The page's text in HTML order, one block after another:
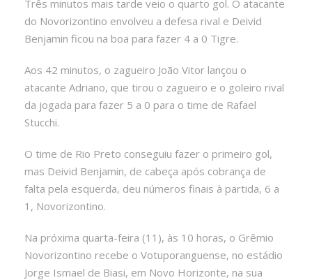
Três minutos mais tarde veio o quarto gol. O atacante
do Novorizontino envolveu a defesa rival e Deivid
Benjamin ficou na boa para fazer 4 a 0 Tigre.
Aos 42 minutos, o zagueiro João Vitor lançou o
atacante Adriano, que tirou o zagueiro e o goleiro rival
da jogada para fazer 5 a 0 para o time de Rafael
Stucchi.
O time de Rio Preto conseguiu fazer o primeiro gol,
mas Deivid Benjamin, de cabeça após cobrança de
falta pela esquerda, deu números finais à partida, 6 a
1, Novorizontino.
Na próxima quarta-feira (11), às 10 horas, o Grêmio
Novorizontino recebe o Votuporanguense, no estádio
Jorge Ismael de Biasi, em Novo Horizonte, na sua